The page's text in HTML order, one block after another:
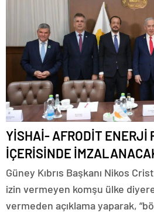
YİSHAİ- AFRODİT ENERJİ
İÇERİSİNDE
Güney Kıbrıs Başkanı Nikos
izin vermeyen komşu ülke
vermeden açıklama yaparak,